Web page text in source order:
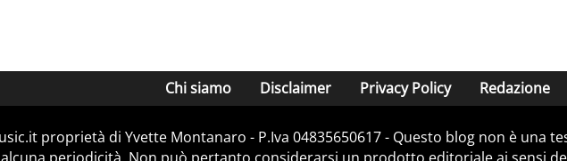
Chi siamo Disclaimer Privacy Policy Redazione
proprietà di Yvette Montanaro - P.Iva 04835650617 - Questo blog non è una